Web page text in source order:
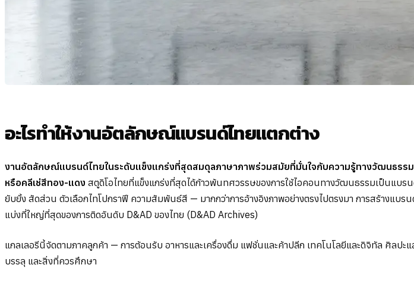
อะไรทำให้งานอัตลักษณ์แบรนด์ไทยแตกต่าง
งานอัตลักษณ์แบรนด์ไทยในระดับแข็งแกร่งที่สุดสมดุลภาษาภาพร่วมสมัยที่มั่นใจกับความรู้ทางวัฒนธรร
หรือคลีเช่สีทอง-แดง สตูดิโอไทยที่แข็งแกร่งที่สุดได้ก้าวพ้นทศวรรษของการใช้ไอคอนทางวัฒนธรรมเป็นแบ
ยับยั้ง สัดส่วน ตัวเลือกไทโปกราฟี ความสัมพันธ์สี — มากกว่าการอ้างอิงภาพอย่างตรงไปตรงมา การสร้างแ
แบ่งที่ใหญ่ที่สุดของการติดอันดับ D&AD ของไทย (D&AD Archives)
แกลเลอรีนี้จัดตามภาคลูกค้า — การต้อนรับ อาหารและเครื่องดื่ม แฟชั่นและค้าปลีก เทคโนโลยีและดิจิทัล ศิล
บรรลุ และสิ่งที่ควรศึกษา